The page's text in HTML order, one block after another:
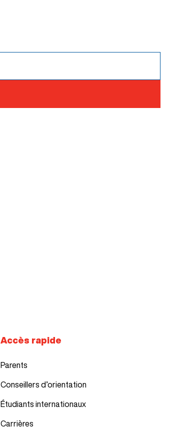
Accès rapide
Parents
Conseillers d’orientation
Étudiants internationaux
Carrières